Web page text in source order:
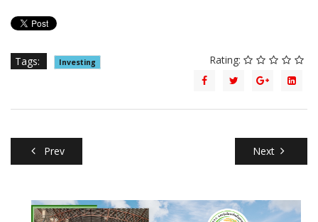
Tags: Investing Rating:
Prev Next